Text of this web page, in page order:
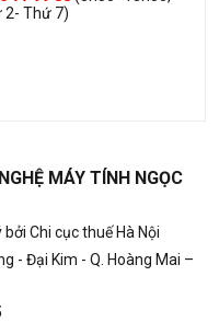
2- Thứ 7)
MÁY TÍNH NGỌC
Chi cục thuế Hà Nội
- Đại Kim - Q. Hoàng Mai –